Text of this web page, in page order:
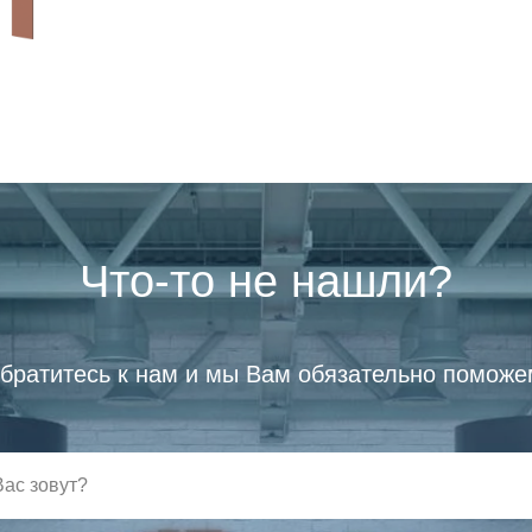
Что-то не нашли?
к нам и мы Вам обязательно